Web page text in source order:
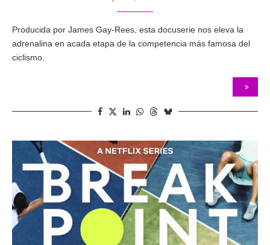
Producida por James Gay-Rees, esta docuserie nos eleva la
adrenalina en acada etapa de la competencia más famosa del
ciclismo.